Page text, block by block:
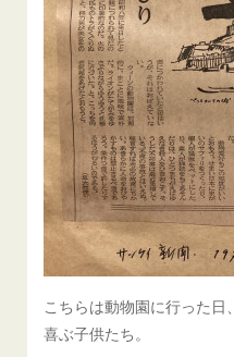
こちらは動物園に行った
喜ぶ子供たち。